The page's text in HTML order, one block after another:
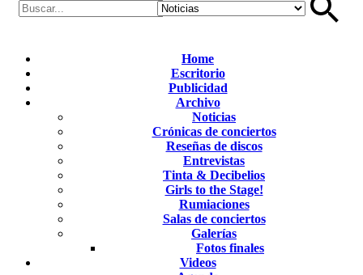
Home
Escritorio
Publicidad
Archivo
Noticias
Crónicas de conciertos
Reseñas de discos
Entrevistas
Tinta & Decibelios
Girls to the Stage!
Rumiaciones
Salas de conciertos
Galerías
Fotos finales
Videos